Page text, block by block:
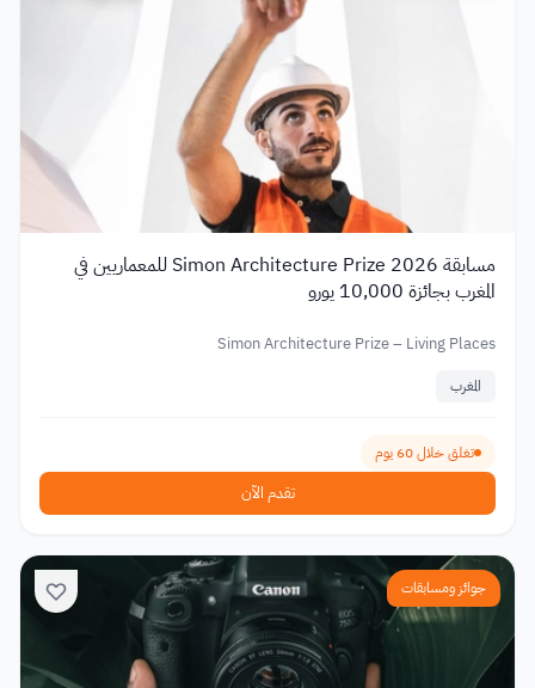
مسابقة Simon Architecture Prize 2026 للمعماريين في
المغرب بجائزة 10,000 يورو
Simon Architecture Prize – Living Places
المغرب
تغلق خلال 60 يوم
تقدم الآن
جوائز ومسابقات